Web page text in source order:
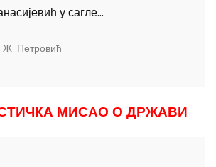
у сагле...
Ж. Петровић
МИСАО О ДРЖАВИ